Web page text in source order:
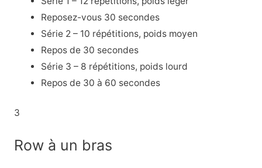
Reposez-vous 30 secondes
Série 2 – 10 répétitions, poids moyen
Repos de 30 secondes
Série 3 – 8 répétitions, poids lourd
Repos de 30 à 60 secondes
3
Row à un bras